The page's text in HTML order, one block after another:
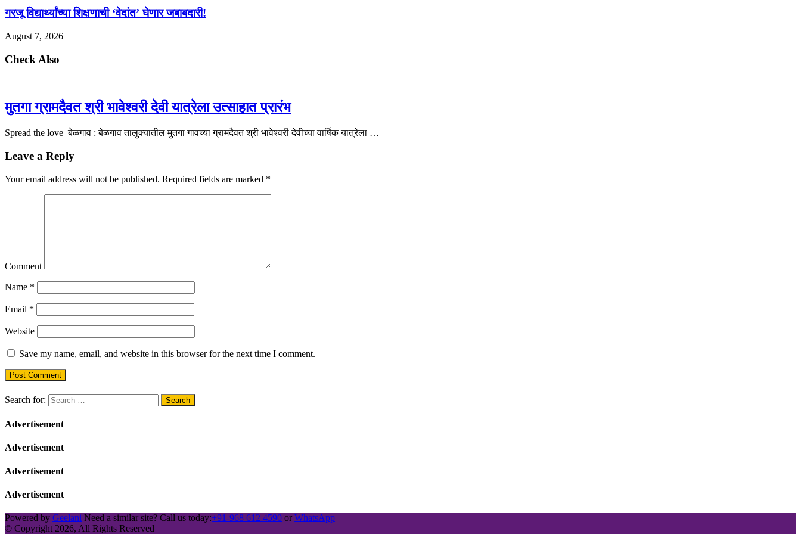
गरजू विद्यार्थ्यांच्या शिक्षणाची ‘वेदांत’ घेणार जबाबदारी!
August 7, 2026
Check Also
मुतगा ग्रामदैवत श्री भावेश्वरी देवी यात्रेला उत्साहात प्रारंभ
Spread the love बेळगाव : बेळगाव तालुक्यातील मुतगा गावच्या ग्रामदैवत श्री भावेश्वरी देवीच्या वार्षिक यात्रेला …
Leave a Reply
Your email address will not be published. Required fields are marked *
Comment
Name *
Email *
Website
Save my name, email, and website in this browser for the next time I comment.
Search for:
Advertisement
Advertisement
Advertisement
Advertisement
Powered by Geelani Need a similar site? Call us today:+91-968 612 4590 or WhatsApp
© Copyright 2026, All Rights Reserved